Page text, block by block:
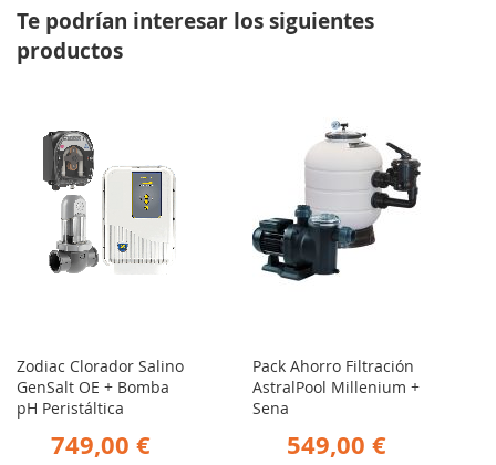
Te podrían interesar los siguientes
productos
Zodiac Clorador Salino
GenSalt OE + Bomba
pH Peristáltica
749,00 €
Pack Ahorro Filtración
AstralPool Millenium +
Sena
549,00 €